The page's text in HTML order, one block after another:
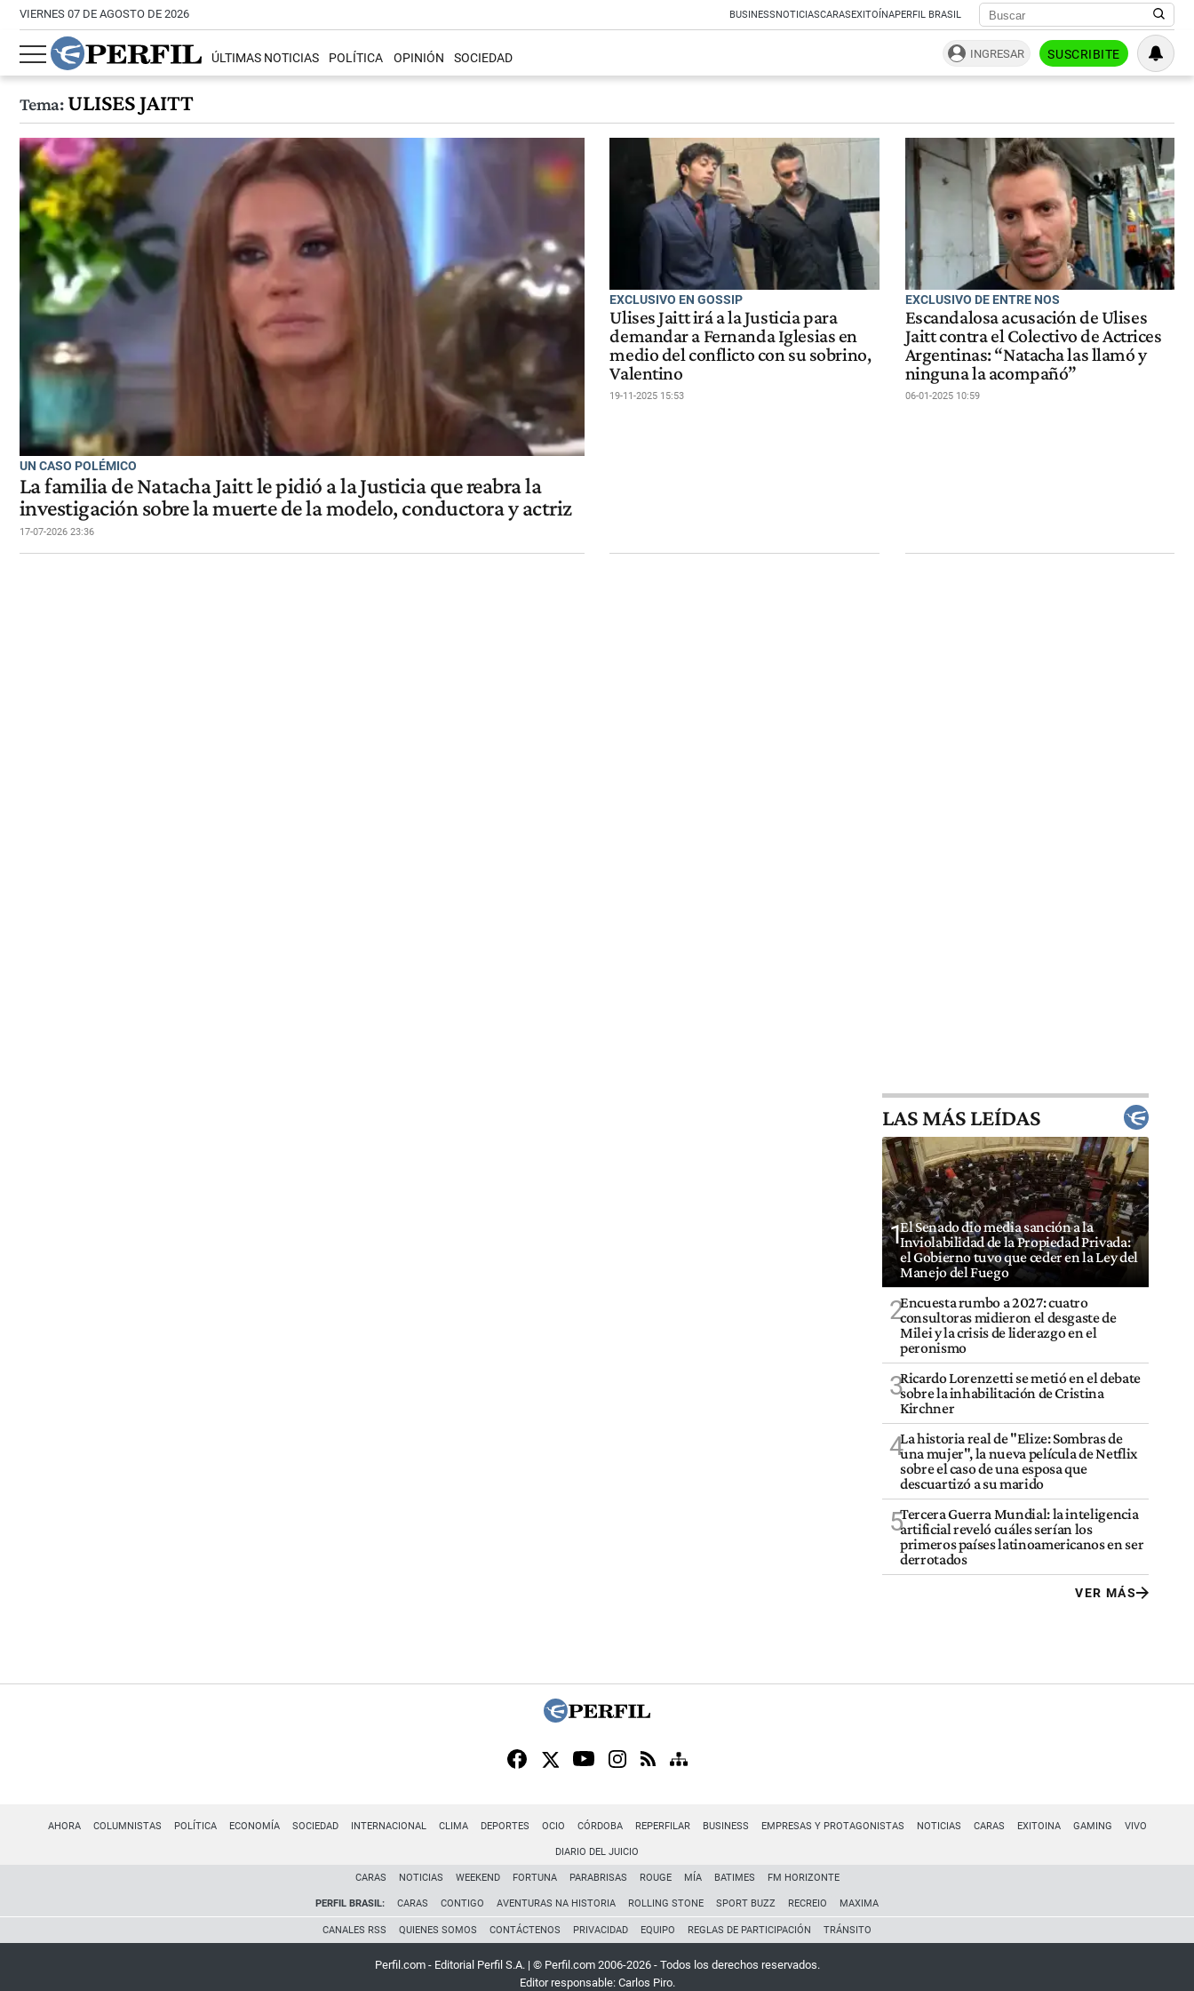
VIERNES 07 DE AGOSTO DE 2026 BUSINESSNOTICIASCARASEXITOÍNAPERFIL BRASIL
ÚLTIMAS NOTICIAS POLÍTICA OPINIÓN SOCIEDAD INGRESAR SUSCRIBITE
Tema:ULISES JAITT
UN CASO POLÉMICO
La familia de Natacha Jaitt le pidió a la Justicia que reabra la
investigación sobre la muerte de la modelo, conductora y actriz
17-07-2026 23:36
EXCLUSIVO EN GOSSIP
Ulises Jaitt irá a la Justicia para
demandar a Fernanda Iglesias en
medio del conflicto con su sobrino,
Valentino
19-11-2025 15:53
EXCLUSIVO DE ENTRE NOS
Escandalosa acusación de Ulises
Jaitt contra el Colectivo de Actrices
Argentinas: “Natacha las llamó y
ninguna la acompañó”
06-01-2025 10:59
LAS MÁS LEÍDAS
1El Senado dio media sanción a la
Inviolabilidad de la Propiedad Privada:
el Gobierno tuvo que ceder en la Ley del
Manejo del Fuego
2Encuesta rumbo a 2027: cuatro
consultoras midieron el desgaste de
Milei y la crisis de liderazgo en el
peronismo
3Ricardo Lorenzetti se metió en el debate
sobre la inhabilitación de Cristina
Kirchner
4La historia real de "Elize: Sombras de
una mujer", la nueva película de Netflix
sobre el caso de una esposa que
descuartizó a su marido
5Tercera Guerra Mundial: la inteligencia
artificial reveló cuáles serían los
primeros países latinoamericanos en ser
derrotados
VER MÁS
AHORA COLUMNISTAS POLÍTICA ECONOMÍA SOCIEDAD INTERNACIONAL CLIMA DEPORTES OCIO CÓRDOBA REPERFILAR BUSINESS EMPRESAS Y PROTAGONISTAS NOTICIAS CARAS EXITOINA GAMING VIVO
DIARIO DEL JUICIO
CARAS NOTICIAS WEEKEND FORTUNA PARABRISAS ROUGE MÍA BATIMES FM HORIZONTE
PERFIL BRASIL: CARAS CONTIGO AVENTURAS NA HISTORIA ROLLING STONE SPORT BUZZ RECREIO MAXIMA
CANALES RSS QUIENES SOMOS CONTÁCTENOS PRIVACIDAD EQUIPO REGLAS DE PARTICIPACIÓN TRÁNSITO
Perfil.com - Editorial Perfil S.A. | © Perfil.com 2006-2026 - Todos los derechos reservados.
Editor responsable: Carlos Piro.